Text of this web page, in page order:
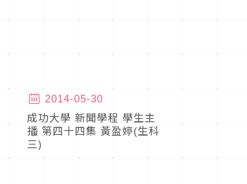
2014-05-30
成功大學 新聞學程 學生主
播 第四十四集 黃盈婷(生科
三)